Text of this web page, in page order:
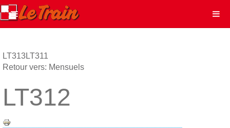
LT313LT311
Retour vers: Mensuels
LT312